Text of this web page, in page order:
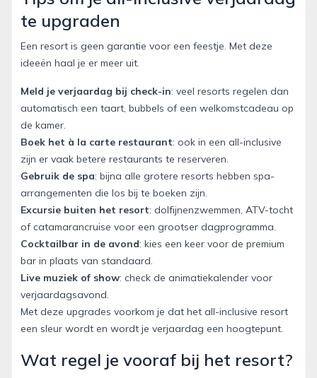
te upgraden
Een resort is geen garantie voor een feestje. Met deze
ideeën haal je er meer uit.
Meld je verjaardag bij check-in: veel resorts regelen dan
automatisch een taart, bubbels of een welkomstcadeau op
de kamer.
Boek het à la carte restaurant: ook in een all-inclusive
zijn er vaak betere restaurants te reserveren.
Gebruik de spa: bijna alle grotere resorts hebben spa-
arrangementen die los bij te boeken zijn.
Excursie buiten het resort: dolfijnenzwemmen, ATV-tocht
of catamarancruise voor een grootser dagprogramma.
Cocktailbar in de avond: kies een keer voor de premium
bar in plaats van standaard.
Live muziek of show: check de animatiekalender voor
verjaardagsavond.
Met deze upgrades voorkom je dat het all-inclusive resort
een sleur wordt en wordt je verjaardag een hoogtepunt.
Wat regel je vooraf bij het resort?